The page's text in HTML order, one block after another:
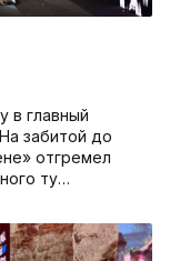
в главный
забитой до
отгремел
ту…